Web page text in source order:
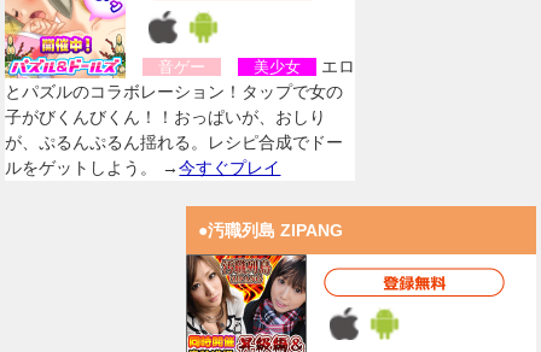
音ゲー 美少女
エロ
とパズルのコラボレーション！タップで女の
子がびくんびくん！！おっぱいが、おしり
が、ぷるんぷるん揺れる。レシピ合成でドー
ルをゲットしよう。 →今すぐプレイ
●汚職列島 ZIPANG